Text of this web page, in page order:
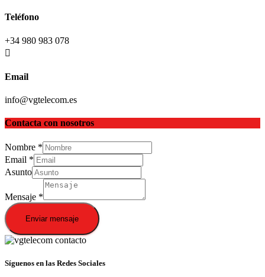
Teléfono
+34 980 983 078
Email
info@vgtelecom.es
Contacta con nosotros
Nombre *
Email *
Asunto
Mensaje *
Enviar mensaje
Síguenos en las Redes Sociales